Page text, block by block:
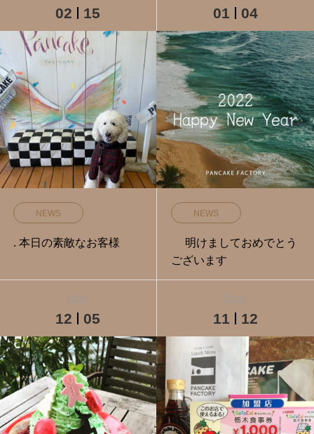
02 15
NEWS
. 本日の素敵なお客様
01 04
NEWS
⁡ ⁡ ⁡ ⁡ ⁡ 明けましておめでとう
ございます ⁡
2021
12 05
2021
11 12